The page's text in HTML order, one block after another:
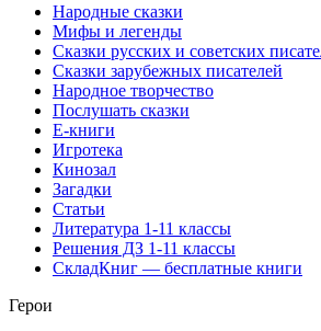
Народные сказки
Мифы и легенды
Сказки русских и советских
Сказки зарубежных писателей
Народное творчество
Послушать сказки
Е-книги
Игротека
Кинозал
Загадки
Статьи
Литература 1-11 классы
Решения ДЗ 1-11 классы
СкладКниг — бесплатные книги
Герои